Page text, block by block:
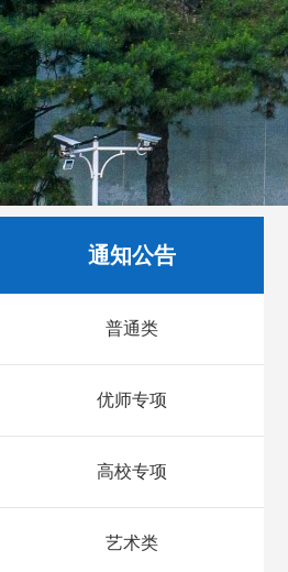
通知公告
普通类
优师专项
高校专项
艺术类